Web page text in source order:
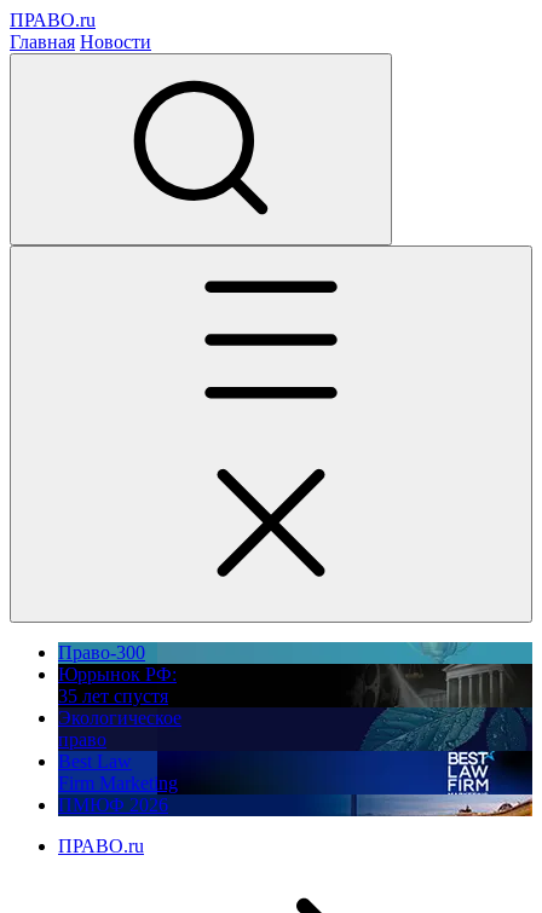
ПРАВО.ru
Главная Новости
Право-300
Юррынок РФ:
35 лет спустя
Экологическое
право
Best Law
Firm Marketing
ПМЮФ 2026
ПРАВО.ru